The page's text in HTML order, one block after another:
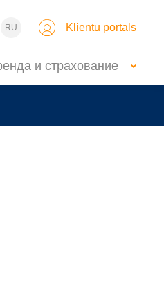
RU Klientu portāls
и страхование